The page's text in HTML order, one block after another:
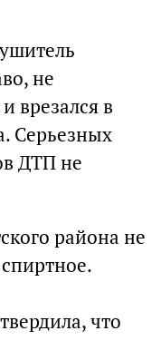
не
врезался в
Серьезных
ДТП не
района не
что